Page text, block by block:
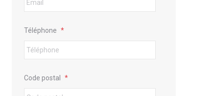
Téléphone *
Code postal *